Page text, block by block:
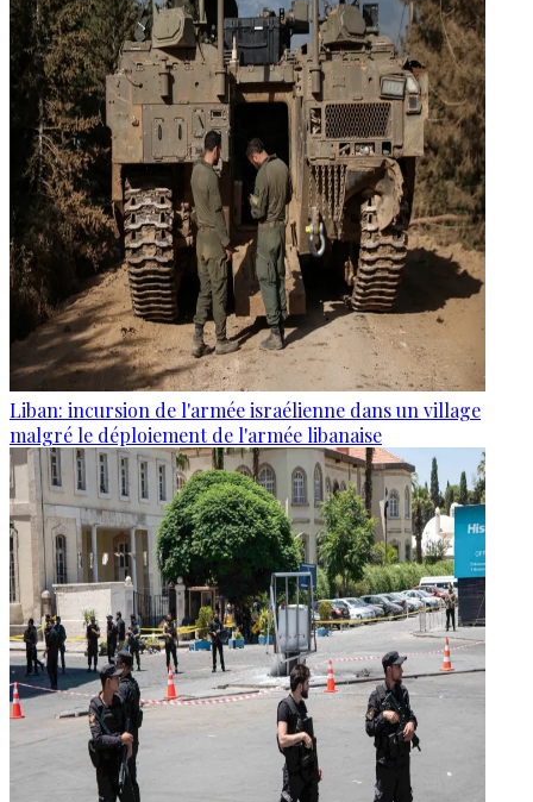
Liban: incursion de l'armée israélienne dans un village
malgré le déploiement de l'armée libanaise